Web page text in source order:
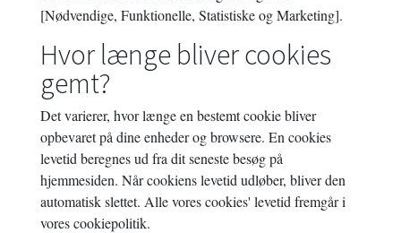
[Nødvendige, Funktionelle, Statistiske og Marketing].
Hvor længe bliver cookies
gemt?
Det varierer, hvor længe en bestemt cookie bliver
opbevaret på dine enheder og browsere. En cookies
levetid beregnes ud fra dit seneste besøg på
hjemmesiden. Når cookiens levetid udløber, bliver den
automatisk slettet. Alle vores cookies' levetid fremgår i
vores cookiepolitik.